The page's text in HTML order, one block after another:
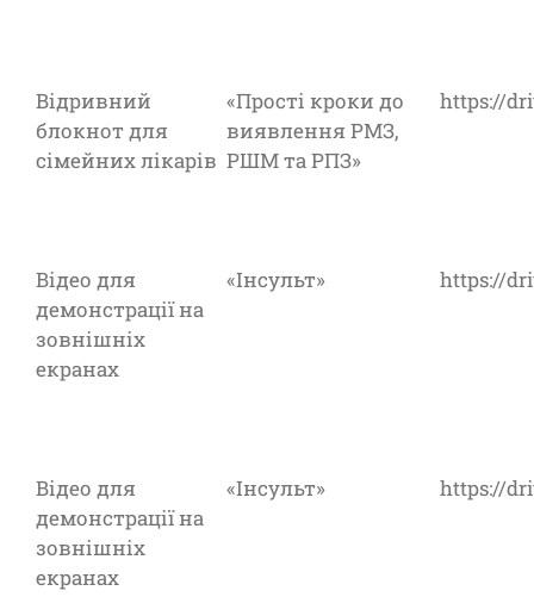
Відривний
блокнот для
сімейних лікарів
«Прості кроки до
виявлення РМЗ,
РШМ та РПЗ»
https://
Відео для
демонстрації на
зовнішніх
екранах
«Інсульт» https://
Відео для
демонстрації на
зовнішніх
екранах
«Інсульт» https://